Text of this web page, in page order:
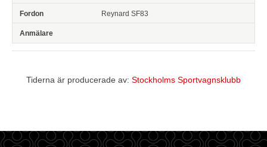
Reynard SF83
Tiderna är producerade av: Stockholms Sportvagnsklubb